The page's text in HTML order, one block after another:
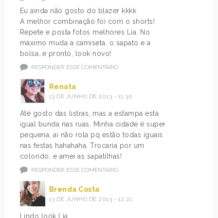
Eu ainda não gosto do blazer kkkk
A melhor combinação foi com o shorts!
Repete e posta fotos melhores Lia. No
máximo muda a camiseta, o sapato e a
bolsa…e pronto, look novo!
RESPONDER ESSE COMENTÁRIO
Renata
13 DE JUNHO DE 2013 - 11:30
Até gosto das listras, mas a estampa está
igual bunda nas ruas. Minha cidade é super
pequena, aí não rola pq estão todas iguais
nas festas hahahaha. Trocaria por um
colorido, e amei as sapatilhas!
RESPONDER ESSE COMENTÁRIO
Brenda Costa
13 DE JUNHO DE 2013 - 12:21
Lindo look Lia,